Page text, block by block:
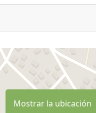
Mostrar la ubicación